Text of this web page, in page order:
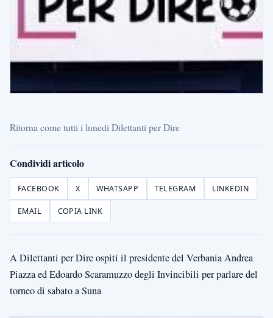
Ritorna come tutti i lunedi Dilettanti per Dire
Condividi articolo
FACEBOOK X WHATSAPP TELEGRAM LINKEDIN
EMAIL COPIA LINK
A Dilettanti per Dire ospiti il presidente del Verbania Andrea
Piazza ed Edoardo Scaramuzzo degli Invincibili per parlare del
torneo di sabato a Suna